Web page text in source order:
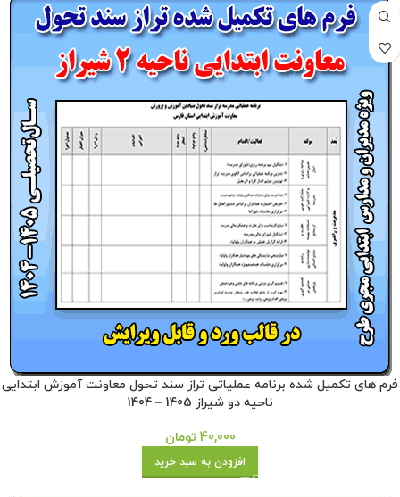
فرم های تکمیل شده برنامه عملیاتی تراز سند تحول معاونت آموزش ابتدایی
ناحیه دو شیراز 1405 – 1404
40,000 تومان
افزودن به سبد خرید